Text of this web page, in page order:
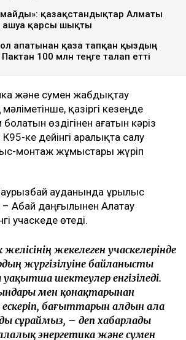
қазақстандықтар Алматы
қарсы шықты
апатынан қаза тапқан қыздың
100 млн теңге талап етті
және сумен жабдықтау
қазіргі кезеңде
өздігінен ағатын кәріз
ке дейінгі аралықта салу
монтаж жұмыстары жүріп
ауданында Құрылыс
Абай даңғылынен Алатау
учаскеде өтеді.
жекелеген учаскелерінде
жүргізілуіне байланысты
уақытша шектеулер енгізіледі.
мен қонақтарынан
ескеріп, бағыттарын алдын ала
сұраймыз, – деп хабарлады
энергетика және сумен